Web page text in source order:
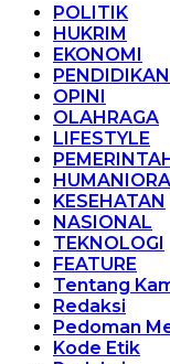
POLITIK
HUKRIM
EKONOMI
PENDIDIKAN
OPINI
OLAHRAGA
LIFESTYLE
HUMANIORA
KESEHATAN
NASIONAL
TEKNOLOGI
FEATURE
Tentang
Redaksi
Pedoman
Kode Etik